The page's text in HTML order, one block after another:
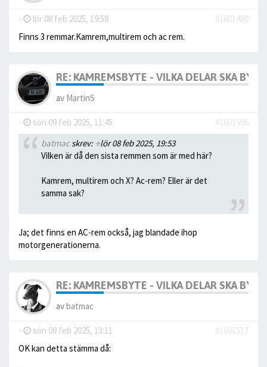
- lör 08 feb 2025, 19:58
#1601480
Finns 3 remmar.Kamrem,multirem och ac rem.
RE: KAMREMSBYTE - VILKA DELAR SKA
av MartinS
- sön 09 feb 2025, 11:45
#1601506
batmacskrev: ↑lör 08 feb 2025, 19:53
Vilken är då den sista remmen som är med här?
Kamrem, multirem och X? Ac-rem? Eller är det
samma sak?
Ja; det finns en AC-rem också, jag blandade ihop
motorgenerationerna.
RE: KAMREMSBYTE - VILKA DELAR SKA
avbatmac
- sön 09 feb 2025, 13:11
#1601517
OK kan detta stämma då: